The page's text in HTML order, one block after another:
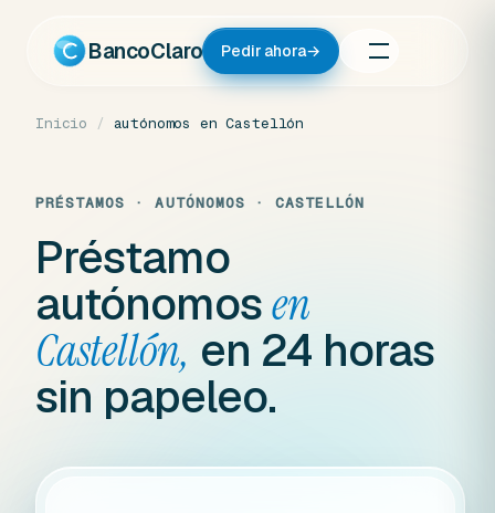
contenido
BancoClaro Pedir ahora→
Inicio / autónomos en Castellón
PRÉSTAMOS · AUTÓNOMOS · CASTELLÓN
Préstamo
autónomosen
Castellón, en 24 horas
sin papeleo.